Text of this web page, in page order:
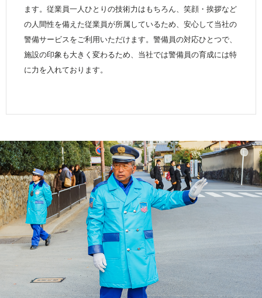
ます。従業員一人ひとりの技術力はもちろん、笑顔・挨拶など
の人間性を備えた従業員が所属しているため、安心して当社の
警備サービスをご利用いただけます。警備員の対応ひとつで、
施設の印象も大きく変わるため、当社では警備員の育成には特
に力を入れております。